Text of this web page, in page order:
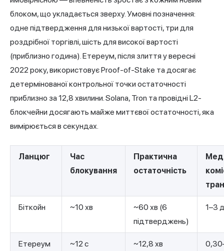
блоком, що укладається зверху. Умовні позначення:
одне підтвердження для низької вартості, три для
роздрібної торгівлі, шість для високої вартості
(приблизно година). Етереум, після злиття у вересні
2022 року, використовує Proof-of-Stake та досягає
детермінованої контрольної точки остаточності
приблизно за 12,8 хвилини. Solana, Tron та провідні L2-
блокчейни досягають майже миттєвої остаточності, яка
вимірюється в секундах.
Ланцюг
Час
блокування
Практична
остаточність
Біткойн ~10 хв
~60 хв (6
підтверджень)
1–3
Етереум ~12 с ~12,8 хв